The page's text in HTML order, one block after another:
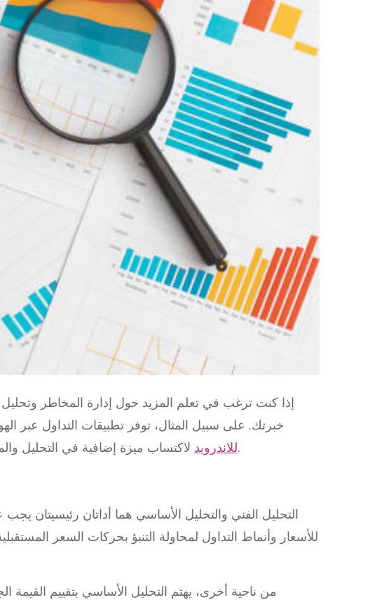
إذا كنت ترغب في تعلم المزيد حول إدارة المخاطر
خبرتك. على سبيل المثال، توفر تطبيقات التداول عبر
melbet للاندرويدلاكتساب ميزة إضافية في التحليل والمضاربة، مما يمكن أن يساعدك في اتخاذ قرارات مستنيرة واستراتيجيات تداول محكمة.
التحليل الفني والتحليل الأساسي هما أداتان رئيسيتان
للأسعار وأنماط التداول لمحاولة التنبؤ بحركات السعر
من ناحية أخرى، يهتم التحليل الأساسي بتقييم